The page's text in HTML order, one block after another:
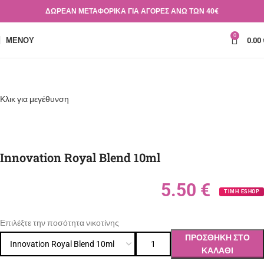
ΔΩΡΕΑΝ ΜΕΤΑΦΟΡΙΚΑ ΓΙΑ ΑΓΟΡΕΣ ΑΝΩ ΤΩΝ 40€
ΜΕΝΟΎ 0 0.00
Κλικ για μεγέθυνση
Innovation Royal Blend 10ml
5.50 € ΤΙΜΗ ESHOP
Επιλέξτε την ποσότητα νικοτίνης
ΠΡΟΣΘΉΚΗ ΣΤΟ
ΚΑΛΆΘΙ